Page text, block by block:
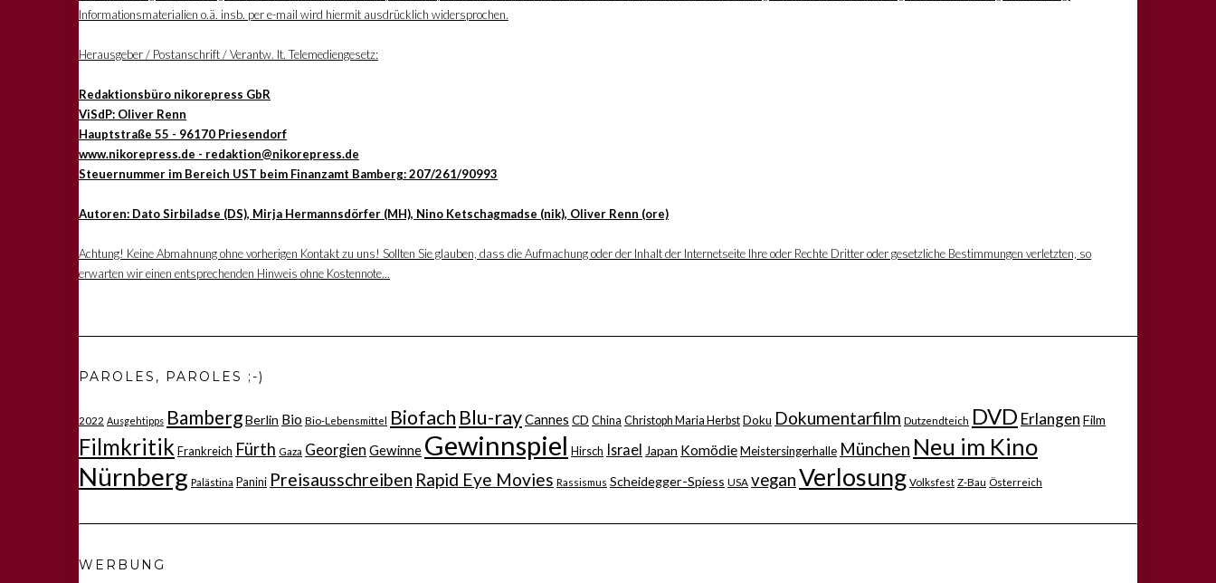
Informationsmaterialien o.ä. insb. per e-mail wird hiermit ausdrücklich widersprochen.
Herausgeber / Postanschrift / Verantw. lt. Telemediengesetz:
Redaktionsbüro nikorepress GbR
ViSdP: Oliver Renn
Hauptstraße 55 - 96170 Priesendorf
www.nikorepress.de - redaktion@nikorepress.de
Steuernummer im Bereich UST beim Finanzamt Bamberg: 207/261/90993
Autoren: Dato Sirbiladse (DS), Mirja Hermannsdörfer (MH), Nino Ketschagmadse (nik), Oliver Renn (ore)
Achtung! Keine Abmahnung ohne vorherigen Kontakt zu uns! Sollten Sie glauben, dass die Aufmachung oder der Inhalt der Internetseite Ihre oder Rechte Dritter oder gesetzliche Bestimmungen verletzten, so
erwarten wir einen entsprechenden Hinweis ohne Kostennote...
PAROLES, PAROLES ;-)
2022 Ausgehtipps BambergBerlin Bio Bio-Lebensmittel Biofach Blu-rayCannes CD China Christoph Maria HerbstDoku Dokumentarfilm Dutzendteich DVD Erlangen Film
Filmkritik Frankreich Fürth Gaza Georgien Gewinne Gewinnspiel Hirsch Israel Japan KomödieMeistersingerhalle München Neu im Kino
Nürnberg Palästina Panini Preisausschreiben Rapid Eye Movies Rassismus Scheidegger-Spiess USA veganVerlosung Volksfest Z-Bau Österreich
WERBUNG